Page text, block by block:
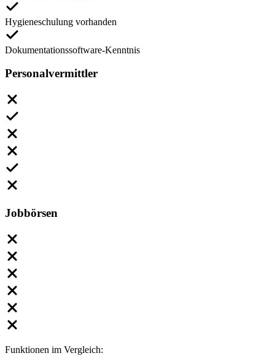
Hygieneschulung vorhanden
Dokumentationssoftware-Kenntnis
Personalvermittler
Jobbörsen
Funktionen im Vergleich: